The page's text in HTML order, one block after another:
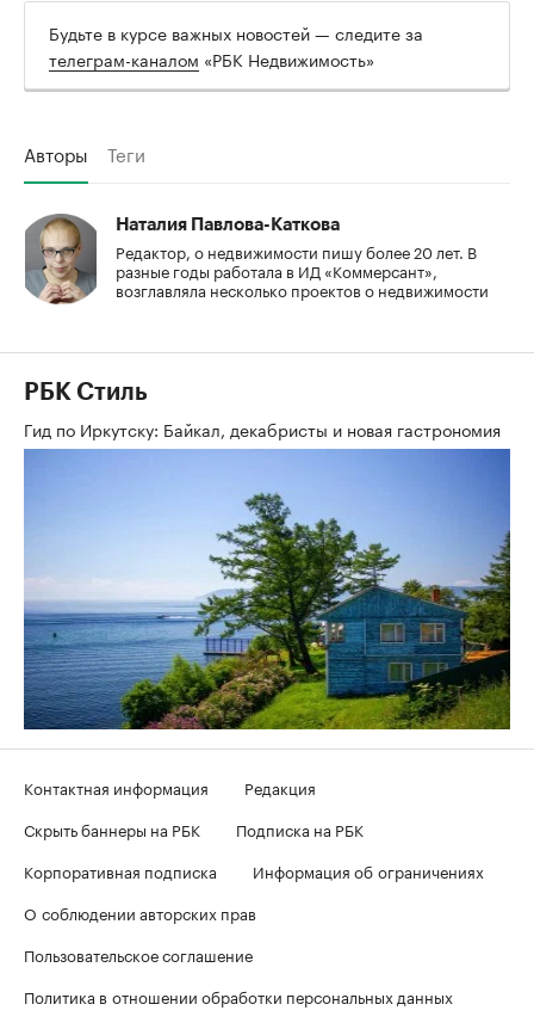
Будьте в курсе важных новостей — следите за
телеграм-каналом «РБК Недвижимость»
Авторы Теги
Наталия Павлова-Каткова
Редактор, о недвижимости пишу более 20 лет. В
разные годы работала в ИД «Коммерсант»,
возглавляла несколько проектов о недвижимости
РБК Стиль
Гид по Иркутску: Байкал, декабристы и новая гастрономия
Контактная информация
Редакция
Скрыть баннеры на РБК
Подписка на РБК
Корпоративная подписка
Информация об ограничениях
О соблюдении авторских прав
Пользовательское соглашение
Политика в отношении обработки персональных данных